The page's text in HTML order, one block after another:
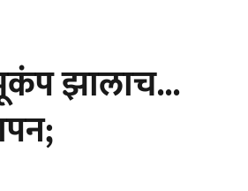
झालाच...